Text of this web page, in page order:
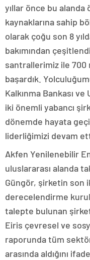
yıllar önce bu
kaynaklarına sahip
olarak çoğu son 8
bakımından
santrallerimiz ile 700
başardık.
Kalkınma Bankası
iki önemli yabancı
dönemde hayata
liderliğimizi devam
Akfen Yenilenebilir
uluslararası alanda
Güngör, şirketin son
derecelendirme
talepte bulunan
Eiris çevresel ve
raporunda tüm
arasında aldığını